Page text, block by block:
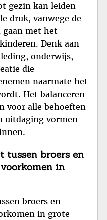
gezin kan leiden
druk, vanwege de
gaan met het
Denk aan
onderwijs,
die
naarmate het
Het balanceren
voor alle behoeften
uitdaging vormen
tussen broers en
in
broers en
in grote